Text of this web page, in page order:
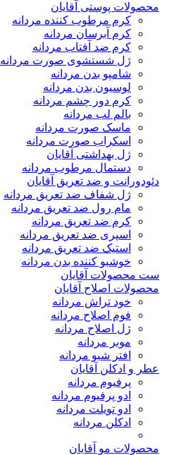
محصولات پوستی آقایان
کرم مرطوب کننده مردانه
کرم آبرسان مردانه
کرم ضد آفتاب مردانه
ژل شستشوی صورت مردانه
شامپو بدن مردانه
لوسیون بدن مردانه
کرم دور چشم مردانه
بالم لب مردانه
ماسک صورت مردانه
اسکراب صورت مردانه
ژل بهداشتی آقایان
دستمال مرطوب مردانه
دئودورانت و ضد تعریق آقایان
ژل شفاف ضد تعریق مردانه
مام رول ضد تعریق مردانه
کرم ضد تعریق مردانه
اسپری ضد تعریق مردانه
استیک ضد تعریق مردانه
خوشبو کننده بدن مردانه
ست محصولات آقایان
محصولات اصلاح آقایان
خود تراش مردانه
فوم اصلاح مردانه
ژل اصلاح مردانه
موبر مردانه
افتر شیو مردانه
عطر و ادکلن آقایان
پرفیوم مردانه
ادو پرفیوم مردانه
ادو تویلت مردانه
ادکلن مردانه
محصولات مو آقایان